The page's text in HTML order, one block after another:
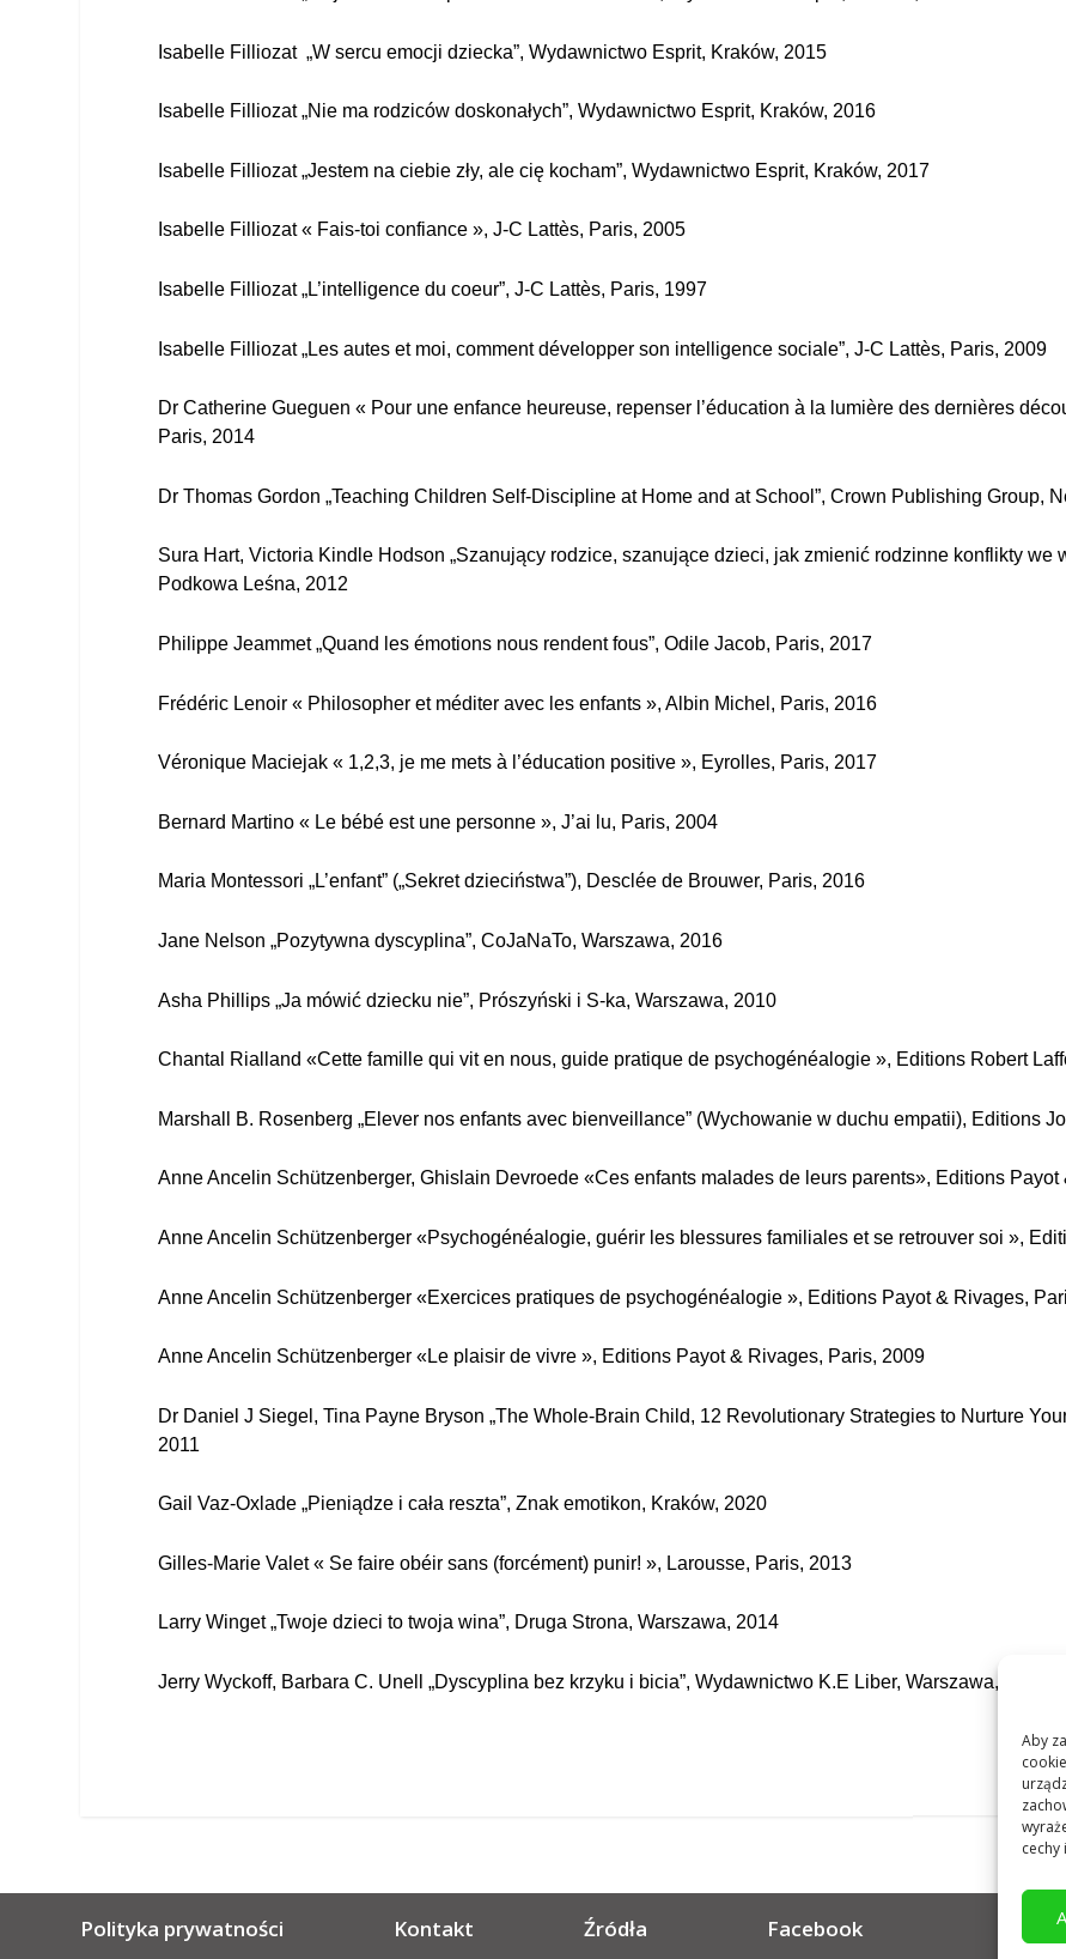
Aby
cechy
Isabelle Filliozat „W sercu emocji dziecka”, Wydawnictwo Esprit, Kraków, 2015
Isabelle Filliozat „Nie ma rodziców doskonałych”, Wydawnictwo Esprit, Kraków, 2016
Isabelle Filliozat „Jestem na ciebie zły, ale cię kocham”, Wydawnictwo Esprit, Kraków, 2017
Isabelle Filliozat « Fais-toi confiance », J-C Lattès, Paris, 2005
Isabelle Filliozat „L’intelligence du coeur”, J-C Lattès, Paris, 1997
Isabelle Filliozat „Les autes et moi, comment développer son intelligence sociale”, J-C Lattès, Paris, 2009
Dr Catherine Gueguen « Pour une enfance heureuse, repenser l’éducation à la lumière des dernières
Paris, 2014
Dr Thomas Gordon „Teaching Children Self-Discipline at Home and at School”, Crown Publishing Group,
Sura Hart, Victoria Kindle Hodson „Szanujący rodzice, szanujące dzieci, jak zmienić rodzinne konflikty we
Podkowa Leśna, 2012
Philippe Jeammet „Quand les émotions nous rendent fous”, Odile Jacob, Paris, 2017
Frédéric Lenoir « Philosopher et méditer avec les enfants », Albin Michel, Paris, 2016
Véronique Maciejak « 1,2,3, je me mets à l’éducation positive », Eyrolles, Paris, 2017
Bernard Martino « Le bébé est une personne », J’ai lu, Paris, 2004
Maria Montessori „L’enfant” („Sekret dzieciństwa”), Desclée de Brouwer, Paris, 2016
Jane Nelson „Pozytywna dyscyplina”, CoJaNaTo, Warszawa, 2016
Asha Phillips „Ja mówić dziecku nie”, Prószyński i S-ka, Warszawa, 2010
Chantal Rialland «Cette famille qui vit en nous, guide pratique de psychogénéalogie », Editions Robert
Marshall B. Rosenberg „Elever nos enfants avec bienveillance” (Wychowanie w duchu empatii), Editions
Anne Ancelin Schützenberger, Ghislain Devroede «Ces enfants malades de leurs parents», Editions
Anne Ancelin Schützenberger «Psychogénéalogie, guérir les blessures familiales et se retrouver soi »,
Anne Ancelin Schützenberger «Exercices pratiques de psychogénéalogie », Editions Payot & Rivages,
Anne Ancelin Schützenberger «Le plaisir de vivre », Editions Payot & Rivages, Paris, 2009
Dr Daniel J Siegel, Tina Payne Bryson „The Whole-Brain Child, 12 Revolutionary Strategies to Nurture
2011
Gail Vaz-Oxlade „Pieniądze i cała reszta”, Znak emotikon, Kraków, 2020
Gilles-Marie Valet « Se faire obéir sans (forcément) punir! », Larousse, Paris, 2013
Larry Winget „Twoje dzieci to twoja wina”, Druga Strona, Warszawa, 2014
Jerry Wyckoff, Barbara C. Unell „Dyscyplina bez krzyku i bicia”, Wydawnictwo K.E Liber, Warszawa, 2014
Polityka prywatności Kontakt Źródła Facebook